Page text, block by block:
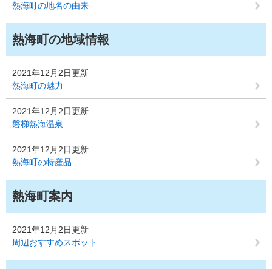
熱海町の地名の由来
熱海町の地域情報
2021年12月2日更新
熱海町の魅力
2021年12月2日更新
磐梯熱海温泉
2021年12月2日更新
熱海町の特産品
熱海町案内
2021年12月2日更新
周辺おすすめスポット